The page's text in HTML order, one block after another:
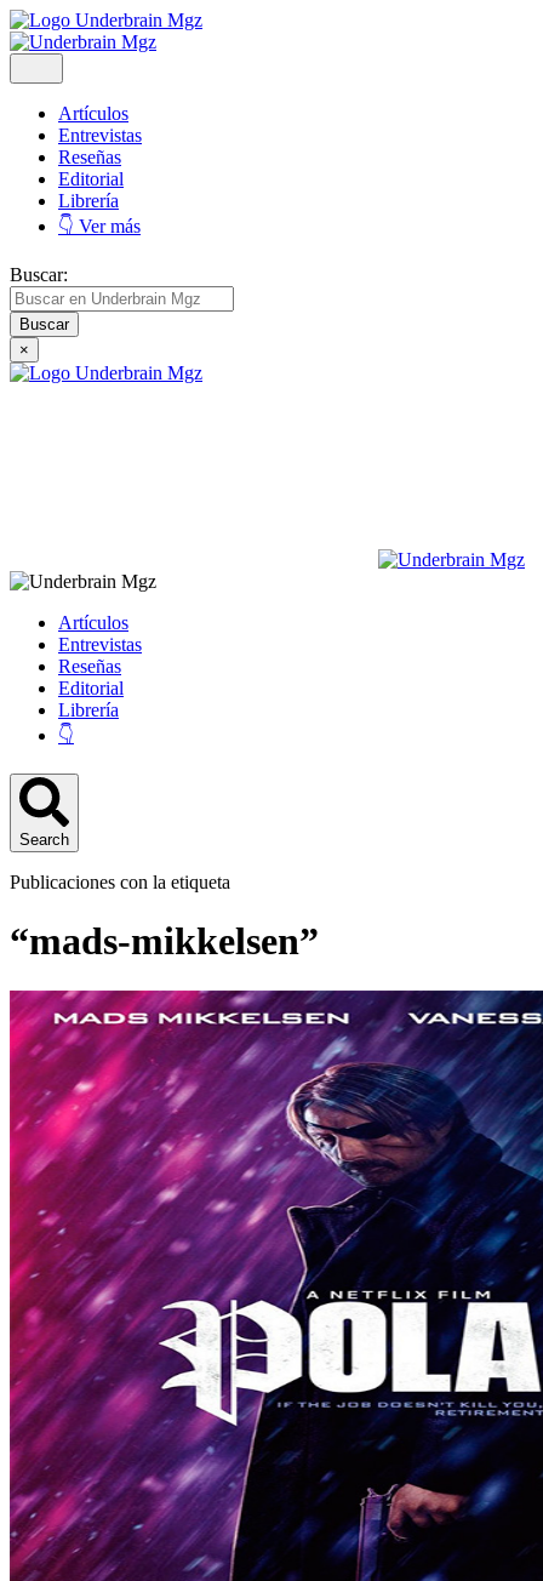
Artículos
Entrevistas
Reseñas
Editorial
Librería
👇 Ver más
Buscar:
×
Artículos
Entrevistas
Reseñas
Editorial
Librería
👇
Search
Publicaciones con la etiqueta
“mads-mikkelsen”